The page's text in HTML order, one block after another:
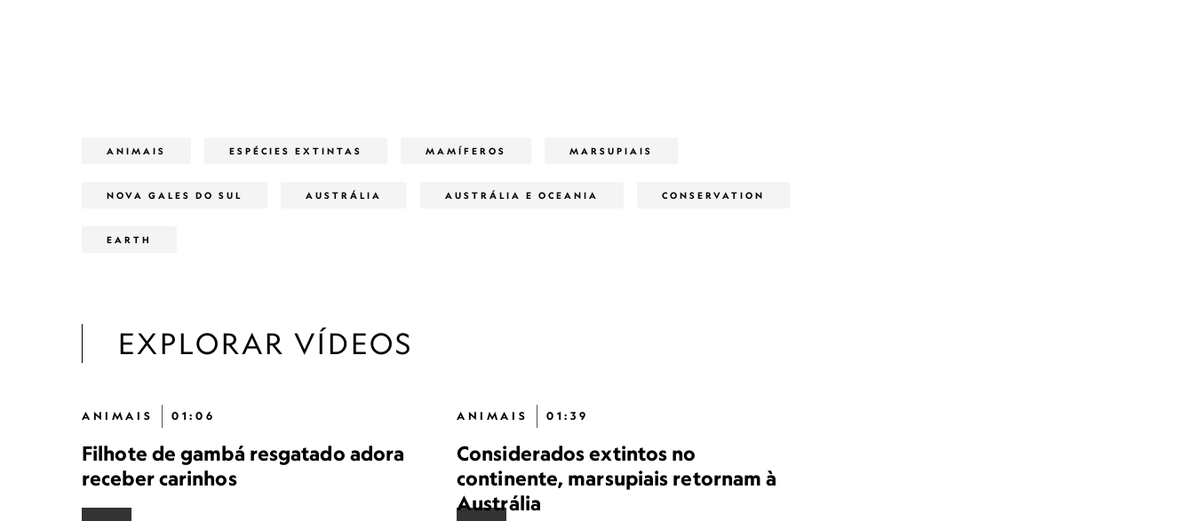
ANIMAIS ESPÉCIES EXTINTAS MAMÍFEROS MARSUPIAIS
NOVA GALES DO SUL AUSTRÁLIA AUSTRÁLIA E OCEANIA CONSERVATION
EARTH
EXPLORAR VÍDEOS
ANIMAIS 01:06
Filhote de gambá resgatado adora
receber carinhos
ANIMAIS 01:39
Considerados extintos no
continente, marsupiais retornam à
Austrália